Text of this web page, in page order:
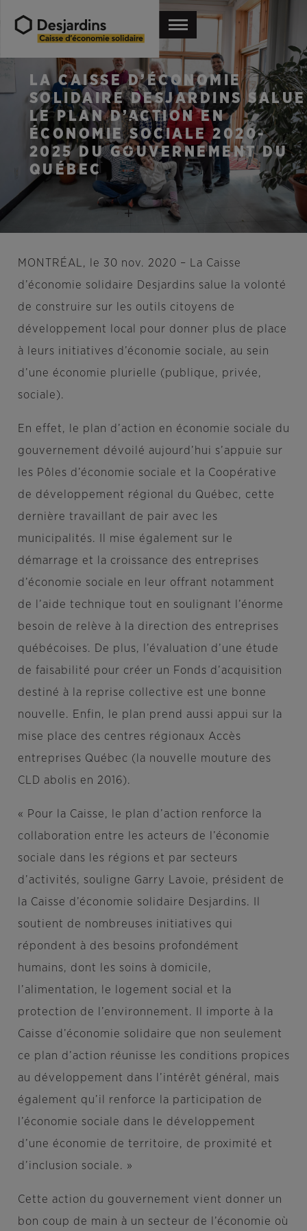
LA CAISSE D’ÉCONOMIE
SOLIDAIRE DESJARDINS SALUE
LE PLAN D’ACTION EN
ÉCONOMIE SOCIALE 2020-
2025 DU GOUVERNEMENT DU
QUÉBEC
MONTRÉAL, le 30 nov. 2020 – La Caisse
d’économie solidaire Desjardins salue la volonté
de construire sur les outils citoyens de
développement local pour donner plus de place
à leurs initiatives d’économie sociale, au sein
d’une économie plurielle (publique, privée,
sociale).
En effet, le plan d’action en économie sociale du
gouvernement dévoilé aujourd’hui s’appuie sur
les Pôles d’économie sociale et la Coopérative
de développement régional du Québec, cette
dernière travaillant de pair avec les
municipalités. Il mise également sur le
démarrage et la croissance des entreprises
d’économie sociale en leur offrant notamment
de l’aide technique tout en soulignant l’énorme
besoin de relève à la direction des entreprises
québécoises. De plus, l’évaluation d’une étude
de faisabilité pour créer un Fonds d’acquisition
destiné à la reprise collective est une bonne
nouvelle. Enfin, le plan prend aussi appui sur la
mise place des centres régionaux Accès
entreprises Québec (la nouvelle mouture des
CLD abolis en 2016).
« Pour la Caisse, le plan d’action renforce la
collaboration entre les acteurs de l’économie
sociale dans les régions et par secteurs
d’activités, souligne Garry Lavoie, président de
la Caisse d’économie solidaire Desjardins. Il
soutient de nombreuses initiatives qui
répondent à des besoins profondément
humains, dont les soins à domicile,
l’alimentation, le logement social et la
protection de l’environnement. Il importe à la
Caisse d’économie solidaire que non seulement
ce plan d’action réunisse les conditions propices
au développement dans l’intérêt général, mais
également qu’il renforce la participation de
l’économie sociale dans le développement
d’une économie de territoire, de proximité et
d’inclusion sociale. »
Cette action du gouvernement vient donner un
bon coup de main à un secteur de l’économie où